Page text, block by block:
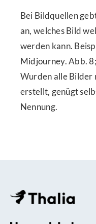
Bei Bildquellen
an, welches Bild
werden kann.
Midjourney. Abb.
Wurden alle Bilder
erstellt, genügt
Nennung.